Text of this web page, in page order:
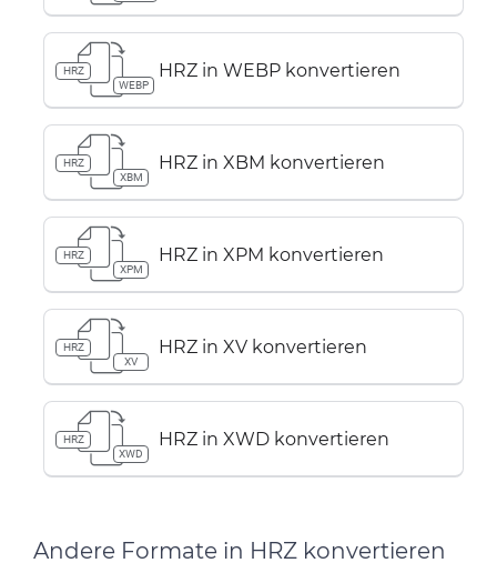
HRZ
WEBP
HRZ in WEBP konvertieren
HRZ
XBM
HRZ in XBM konvertieren
HRZ
XPM
HRZ in XPM konvertieren
HRZ
XV
HRZ in XV konvertieren
HRZ
XWD
HRZ in XWD konvertieren
Andere Formate in HRZ konvertieren